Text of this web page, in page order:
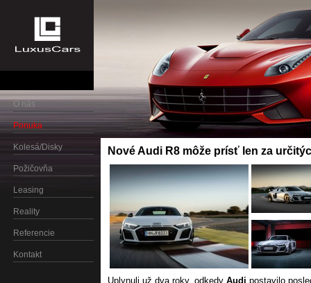
O nás
Ponuka
Kolesá/Disky
Požičovňa
Leasing
Reality
Referencie
Kontakt
Nové Audi R8 môže prísť len za
Uplynuli už dva roky, odkedy Audi postavilo